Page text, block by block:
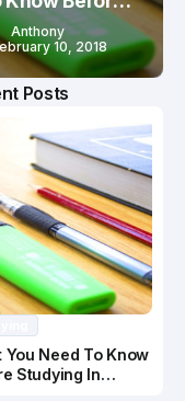
In
Anthony
10, 2018
Posts
You Need To Know
Studying In